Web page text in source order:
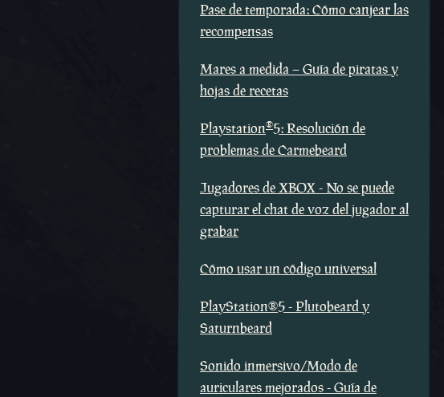
Pase de temporada: Cómo canjear las
recompensas
Mares a medida – Guía de piratas y
hojas de recetas
Playstation®5: Resolución de
problemas de Carmebeard
Jugadores de XBOX - No se puede
capturar el chat de voz del jugador al
grabar
Cómo usar un código universal
PlayStation®5 - Plutobeard y
Saturnbeard
Sonido inmersivo/Modo de
auriculares mejorados - Guía de